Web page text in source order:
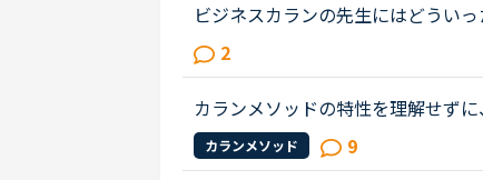
ビジネスカランの先生にはどうい
まで行ったらビジネスカランに進
です。毎日同じ先生のカランを受け...
2
カランメソッドの特性を理解せず
カランの進め方について苦言を呈
て、個人的には「それは、生徒の方...
カランメソッド 9